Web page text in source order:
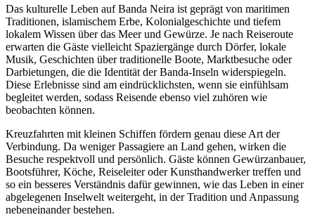
Das kulturelle Leben auf Banda Neira ist geprägt von maritimen
Traditionen, islamischem Erbe, Kolonialgeschichte und tiefem
lokalem Wissen über das Meer und Gewürze. Je nach Reiseroute
erwarten die Gäste vielleicht Spaziergänge durch Dörfer, lokale
Musik, Geschichten über traditionelle Boote, Marktbesuche oder
Darbietungen, die die Identität der Banda-Inseln widerspiegeln.
Diese Erlebnisse sind am eindrücklichsten, wenn sie einfühlsam
begleitet werden, sodass Reisende ebenso viel zuhören wie
beobachten können.
Kreuzfahrten mit kleinen Schiffen fördern genau diese Art der
Verbindung. Da weniger Passagiere an Land gehen, wirken die
Besuche respektvoll und persönlich. Gäste können Gewürzanbauer,
Bootsführer, Köche, Reiseleiter oder Kunsthandwerker treffen und
so ein besseres Verständnis dafür gewinnen, wie das Leben in einer
abgelegenen Inselwelt weitergeht, in der Tradition und Anpassung
nebeneinander bestehen.